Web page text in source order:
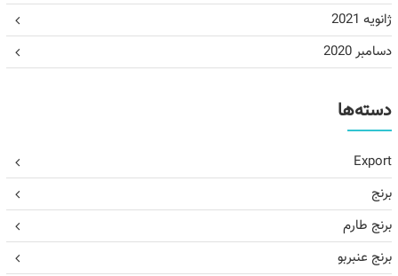
ژانویه 2021
دسامبر 2020
دسته‌ها
Export
برنج
برنج طارم
برنج عنبربو